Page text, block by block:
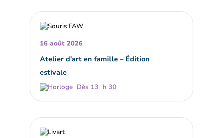
16 août 2026
Atelier d'art en famille – Édition
estivale
Dès 13 h 30